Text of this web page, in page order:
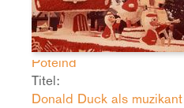
Naam groep:
Poteind
Titel:
Donald Duck als muzikant